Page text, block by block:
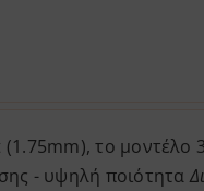
το
- υψηλή ποιότητα